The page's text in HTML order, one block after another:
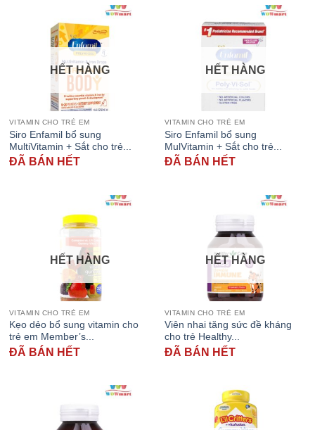
HẾT HÀNG
VITAMIN CHO TRẺ EM
Siro Enfamil bổ sung
MultiVitamin + Sắt cho trẻ...
ĐÃ BÁN HẾT
HẾT HÀNG
VITAMIN CHO TRẺ EM
Siro Enfamil bổ sung
MulVitamin + Sắt cho trẻ...
ĐÃ BÁN HẾT
HẾT HÀNG
VITAMIN CHO TRẺ EM
Kẹo dẻo bổ sung vitamin cho
trẻ em Member’s...
ĐÃ BÁN HẾT
HẾT HÀNG
VITAMIN CHO TRẺ EM
Viên nhai tăng sức đề kháng
cho trẻ Healthy...
ĐÃ BÁN HẾT